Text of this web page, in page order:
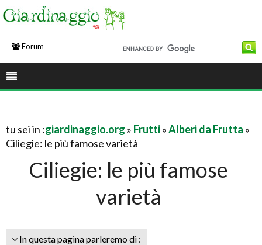
Forum
tu sei in :giardinaggio.org » Frutti»Alberi da Frutta »
Ciliegie: le più famose varietà
Ciliegie: le più famose
varietà
In questa pagina parleremo di :